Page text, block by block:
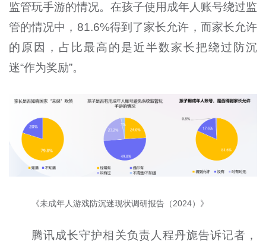
监管玩手游的情况。在孩子使用成年人账号绕过监
管的情况中，81.6%得到了家长允许，而家长允许
的原因，占比最高的是近半数家长把绕过防沉
迷“作为奖励”。
《未成年人游戏防沉迷现状调研报告（2024）》
腾讯成长守护相关负责人程丹旎告诉记者，